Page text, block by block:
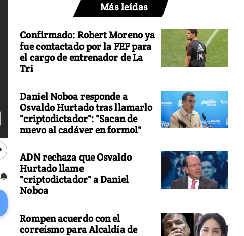
Más leídas
Confirmado: Robert Moreno ya
fue contactado por la FEF para
el cargo de entrenador de La
Tri
Daniel Noboa responde a
Osvaldo Hurtado tras llamarlo
"criptodictador": "Sacan de
nuevo al cadáver en formol"
ADN rechaza que Osvaldo
Hurtado llame
"criptodictador" a Daniel
Noboa
Rompen acuerdo con el
correísmo para Alcaldía de